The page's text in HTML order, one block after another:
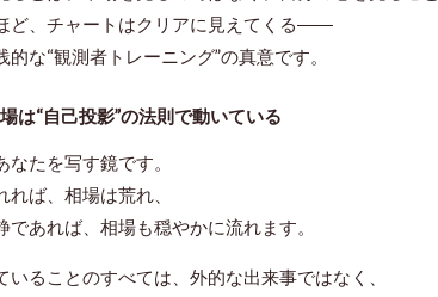
ど、チャートはクリアに見えてくる――
的な“観測者トレーニング”の真意です。
は“自己投影”の法則で動いている
なたを写す鏡です。
れば、相場は荒れ、
であれば、相場も穏やかに流れます。
いることのすべては、外的な出来事ではなく、